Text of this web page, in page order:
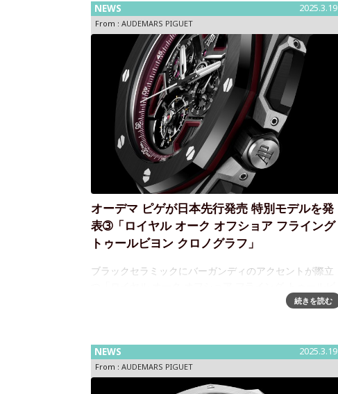
に初代ロイヤル オーク（モデル5402）の文字盤のために
開発された伝説的
NEWS 2025.3.19
From : AUDEMARS PIGUET
オーデマ ピゲが日本先行発売 特別モデルを発
表➂「ロイヤル オーク オフショア フライング
トゥールビヨン クロノグラフ」
ブラックセラミックにバーガンディのアクセントが際立
ヨン クロノグラフ」が登場 スイスのオートオルロジュリ
続きを読む
NEWS 2025.3.19
From : AUDEMARS PIGUET